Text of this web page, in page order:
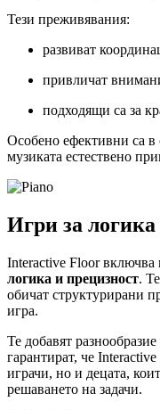
Тези преживявания:
развиват
привличат
подходящи са за
Особено ефективни са
музиката естествено
Игри за
Interactive Floor
логика и прецизност.
обичат структурирани
игра.
Те добавят
гарантират, че
играчи, но и децата,
решаването на задачи.